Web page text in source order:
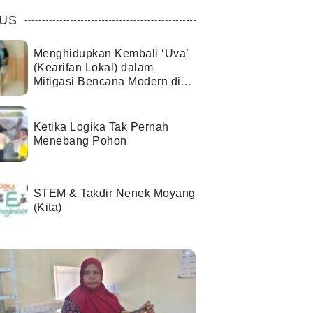
Menghidupkan Kembali ‘Uva’
(Kearifan Lokal) dalam
Mitigasi Bencana Modern di
Ketika Logika Tak Pernah
Menebang Pohon
STEM & Takdir Nenek Moyang
(Kita)